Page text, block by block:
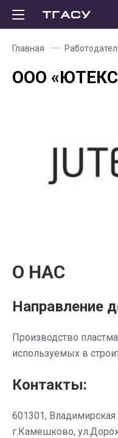
Главная
ООО
О НАС
Направление
Производство
используемых в
Контакты:
601301,
г.Камешково,